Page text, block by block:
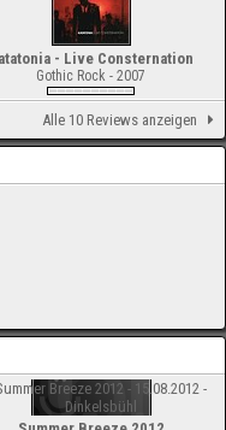
- Live Consternation
Gothic Rock - 2007
Alle 10 Reviews anzeigen